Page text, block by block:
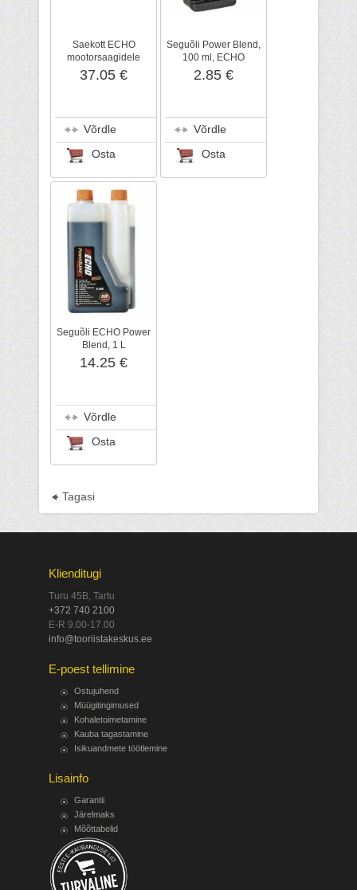
Saekott ECHO
mootorsaagidele
37.05 €
Võrdle
Osta
Seguõli Power Blend,
100 ml, ECHO
2.85 €
Võrdle
Osta
Seguõli ECHO Power
Blend, 1 L
doseeritavas pudelis
14.25 €
Võrdle
Osta
Tagasi
Klienditugi
Turu 45B, Tartu
+372 740 2100
E-R 9.00-17.00
info@tooriistakeskus.ee
E-poest tellimine
Ostujuhend
Müügitingimused
Kohaletoimetamine
Kauba tagastamine
Isikuandmete töötlemine
Lisainfo
Garantii
Järelmaks
Mõõttabelid